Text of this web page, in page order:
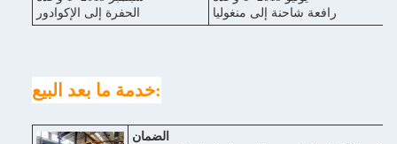
الحفرة إلى الإكوادور
رافعة شاحنة إلى منغوليا
خدمة ما بعد البيع:
الضمان